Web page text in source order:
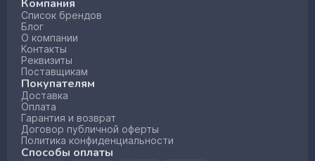
Компания
Список брендов
Блог
О компании
Контакты
Реквизиты
Поставщикам
Покупателям
Доставка
Оплата
Гарантия и возврат
Договор публичной оферты
Политика конфиденциальности
Способы оплаты